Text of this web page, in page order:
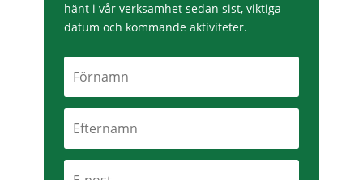
hänt i vår verksamhet sedan sist, viktiga
datum och kommande aktiviteter.